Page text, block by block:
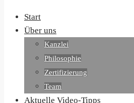
Start
Über uns
Kanzlei
Philosophie
Zertifizierung
Team
Aktuelle Video-Tipps